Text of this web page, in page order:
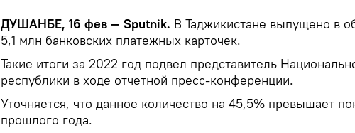
ДУШАНБЕ, 16 фев — Sputnik. В Таджикистане выпущено в
5,1 млн банковских платежных карточек.
Такие итоги за 2022 год подвел представитель
республики в ходе отчетной пресс-конференции.
Уточняется, что данное количество на 45,5% превышает
прошлого года.